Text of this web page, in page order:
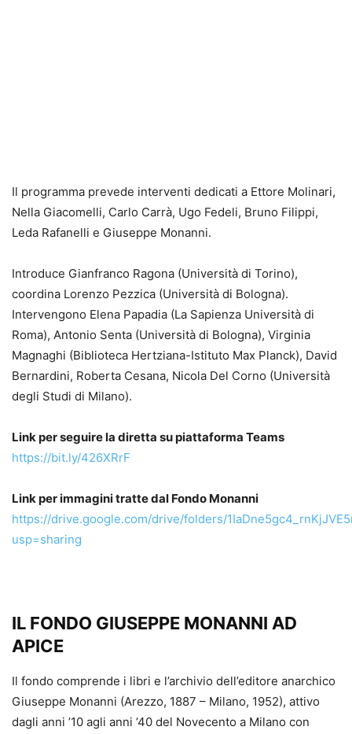
Il programma prevede interventi dedicati a Ettore Molinari,
Nella Giacomelli, Carlo Carrà, Ugo Fedeli, Bruno Filippi,
Leda Rafanelli e Giuseppe Monanni.
Introduce Gianfranco Ragona (Università di Torino),
coordina Lorenzo Pezzica (Università di Bologna).
Intervengono Elena Papadia (La Sapienza Università di
Roma), Antonio Senta (Università di Bologna), Virginia
Magnaghi (Biblioteca Hertziana-Istituto Max Planck), David
Bernardini, Roberta Cesana, Nicola Del Corno (Università
degli Studi di Milano).
Link per seguire la diretta su piattaforma Teams
https://bit.ly/426XRrF
Link per immagini tratte dal Fondo Monanni
https://drive.google.com/drive/folders/
usp=sharing
IL FONDO GIUSEPPE MONANNI AD
APICE
Il fondo comprende i libri e l’archivio dell’editore anarchico
Giuseppe Monanni (Arezzo, 1887 – Milano, 1952), attivo
dagli anni ’10 agli anni ’40 del Novecento a Milano con